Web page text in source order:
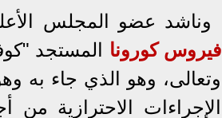
وناشد عضو المجلس
فيروس كورونا المستجد "كوفيد-19"، كونه
وتعالى، وهو الذي جاء به
الإجراءات الاحترازية